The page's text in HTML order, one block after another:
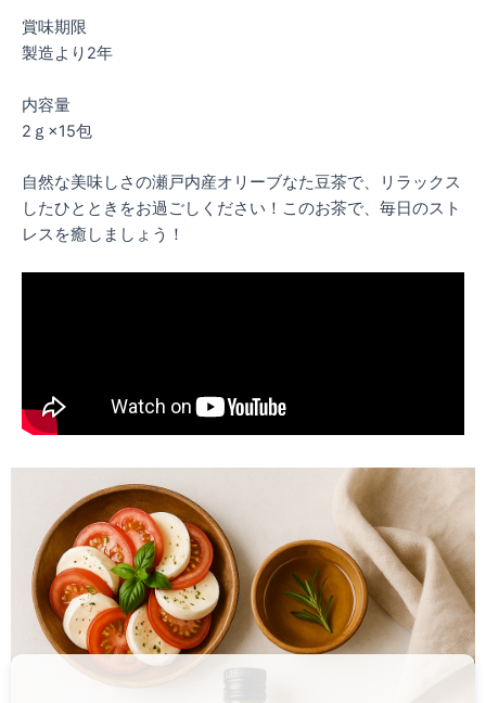
賞味期限
製造より2年
内容量
2ｇ×15包
自然な美味しさの瀬戸内産オリーブなた豆茶で、リラックス
したひとときをお過ごしください！このお茶で、毎日のスト
レスを癒しましょう！